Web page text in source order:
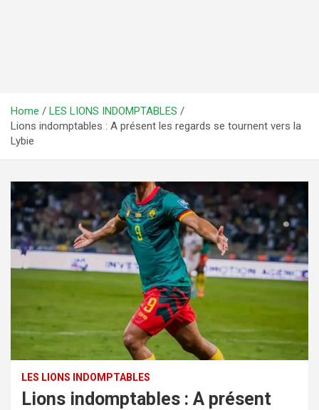
Home
LES LIONS INDOMPTABLES
Lions indomptables : A présent les regards se tournent vers la
Lybie
LES LIONS INDOMPTABLES
Lions indomptables : A présent